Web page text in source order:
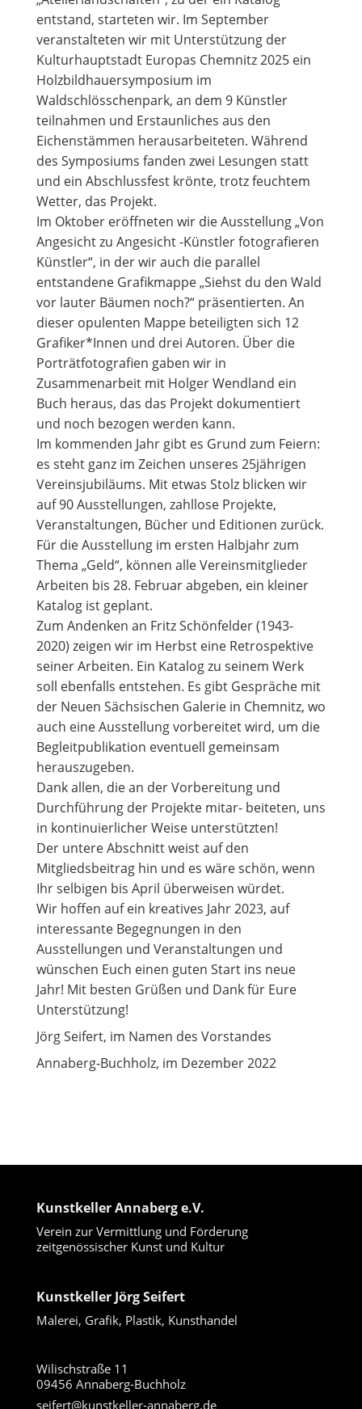
entstand, starteten wir. Im September
veranstalteten wir mit Unterstützung der
Kulturhauptstadt Europas Chemnitz 2025 ein
Holzbildhauersymposium im
Waldschlösschenpark, an dem 9 Künstler
teilnahmen und Erstaunliches aus den
Eichenstämmen herausarbeiteten. Während
des Symposiums fanden zwei Lesungen statt
und ein Abschlussfest krönte, trotz feuchtem
Wetter, das Projekt.
Im Oktober eröffneten wir die Ausstellung „Von
Angesicht zu Angesicht -Künstler fotografieren
Künstler“, in der wir auch die parallel
entstandene Grafikmappe „Siehst du den Wald
vor lauter Bäumen noch?“ präsentierten. An
dieser opulenten Mappe beteiligten sich 12
Grafiker*Innen und drei Autoren. Über die
Porträtfotografien gaben wir in
Zusammenarbeit mit Holger Wendland ein
Buch heraus, das das Projekt dokumentiert
und noch bezogen werden kann.
Im kommenden Jahr gibt es Grund zum Feiern:
es steht ganz im Zeichen unseres 25jährigen
Vereinsjubiläums. Mit etwas Stolz blicken wir
auf 90 Ausstellungen, zahllose Projekte,
Veranstaltungen, Bücher und Editionen zurück.
Für die Ausstellung im ersten Halbjahr zum
Thema „Geld“, können alle Vereinsmitglieder
Arbeiten bis 28. Februar abgeben, ein kleiner
Katalog ist geplant.
Zum Andenken an Fritz Schönfelder (1943-
2020) zeigen wir im Herbst eine Retrospektive
seiner Arbeiten. Ein Katalog zu seinem Werk
soll ebenfalls entstehen. Es gibt Gespräche mit
der Neuen Sächsischen Galerie in Chemnitz, wo
auch eine Ausstellung vorbereitet wird, um die
Begleitpublikation eventuell gemeinsam
herauszugeben.
Dank allen, die an der Vorbereitung und
Durchführung der Projekte mitar- beiteten, uns
in kontinuierlicher Weise unterstützten!
Der untere Abschnitt weist auf den
Mitgliedsbeitrag hin und es wäre schön, wenn
Ihr selbigen bis April überweisen würdet.
Wir hoffen auf ein kreatives Jahr 2023, auf
interessante Begegnungen in den
Ausstellungen und Veranstaltungen und
wünschen Euch einen guten Start ins neue
Jahr! Mit besten Grüßen und Dank für Eure
Unterstützung!
Jörg Seifert, im Namen des Vorstandes
Annaberg-Buchholz, im Dezember 2022
Kunstkeller Annaberg e.V.
Verein zur Vermittlung und Förderung
zeitgenössischer Kunst und Kultur
Kunstkeller Jörg Seifert
Malerei, Grafik, Plastik, Kunsthandel
Wilischstraße 11
09456 Annaberg-Buchholz
seifert@kunstkeller-annaberg.de